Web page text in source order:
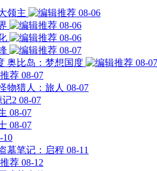
领主
08-06
08-06
08-06
08-07
奥比岛：梦想国度
08-07
08-07
物猎人：旅人 08-07
2 08-07
08-07
08-07
10
墓笔记：启程 08-11
08-12